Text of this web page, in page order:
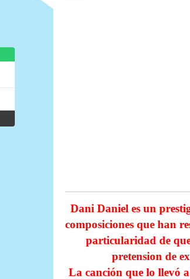
Dani Daniel es un
composiciones que han
particularidad de
pretension de
La canción que lo llevó